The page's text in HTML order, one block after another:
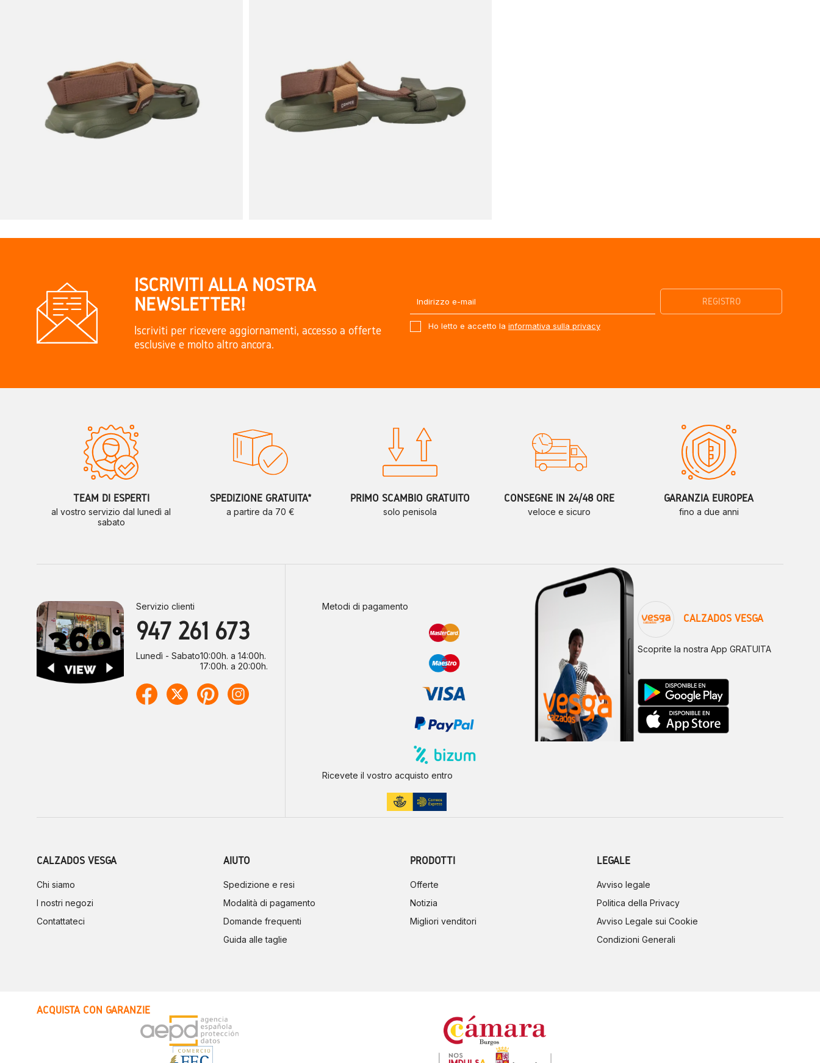
ISCRIVITI ALLA NOSTRA
NEWSLETTER!
Iscriviti per ricevere aggiornamenti, accesso a offerte
esclusive e molto altro ancora.
Ho letto e accetto la informativa sulla privacy
TEAM DI ESPERTI
al vostro servizio dal lunedì al
sabato
SPEDIZIONE GRATUITA*
a partire da 70 €
PRIMO SCAMBIO GRATUITO
solo penisola
CONSEGNE IN 24/48 ORE
veloce e sicuro
GARANZIA EUROPEA
fino a due anni
Servizio clienti
947 261 673
Lunedì - Sabato10:00h. a 14:00h.
17:00h. a 20:00h.
Metodi di pagamento
Ricevete il vostro acquisto entro
CALZADOS VESGA
Scoprite la nostra App GRATUITA
CALZADOS VESGA
Chi siamo
I nostri negozi
Contattateci
AIUTO
Spedizione e resi
Modalità di pagamento
Domande frequenti
Guida alle taglie
PRODOTTI
Offerte
Notizia
Migliori venditori
LEGALE
Avviso legale
Politica della Privacy
Avviso Legale sui Cookie
Condizioni Generali
ACQUISTA CON GARANZIE